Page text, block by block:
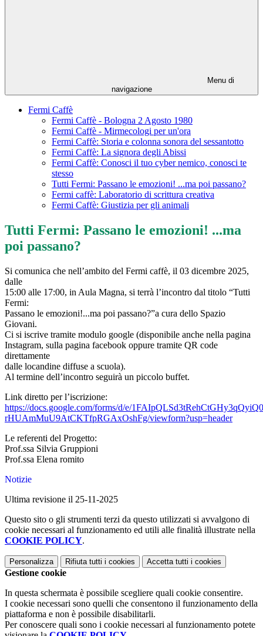
Menu di
navigazione
Fermi Caffè
Fermi Caffè - Bologna 2 Agosto 1980
Fermi Caffè - Mirmecologi per un'ora
Fermi Caffè: Storia e colonna sonora del sessantotto
Fermi Caffè: La signora degli Abissi
Fermi Caffè: Conosci il tuo cyber nemico, conosci te
stesso
Tutti Fermi: Passano le emozioni! ...ma poi passano?
Fermi caffè: Laboratorio di scrittura creativa
Fermi Caffè: Giustizia per gli animali
Tutti Fermi: Passano le emozioni! ...ma
poi passano?
Si comunica che nell’ambito del Fermi caffè, il 03 dicembre 2025,
dalle
15:00 alle 17:00, in Aula Magna, si terrà l’incontro dal titolo “Tutti
Fermi:
Passano le emozioni!...ma poi passano?”a cura dello Spazio
Giovani.
Ci si iscrive tramite modulo google (disponibile anche nella pagina
Instagram, sulla pagina facebook oppure tramite QR code
direttamente
dalle locandine diffuse a scuola).
Al termine dell’incontro seguirà un piccolo buffet.
Link diretto per l’iscrizione:
https://docs.google.com/forms/d/e/
rHUAmMuU9AtCKTfpRGAxOshFg/viewform?usp=header
Le referenti del Progetto:
Prof.ssa Silvia Gruppioni
Prof.ssa Elena romito
Notizie
Ultima revisione il 25-11-2025
Questo sito o gli strumenti terzi da questo utilizzati si avvalgono di
cookie necessari al funzionamento ed utili alle finalità illustrate nella
COOKIE POLICY.
Personalizza Rifiuta tutti i cookies Accetta tutti i cookies
Gestione cookie
In questa schermata è possibile scegliere quali cookie consentire.
I cookie necessari sono quelli che consentono il funzionamento della
piattaforma e non è possibile disabilitarli.
Per conoscere quali sono i cookie necessari al funzionamento potete